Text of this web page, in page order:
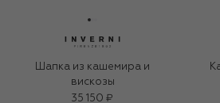
Шапка из кашемира и
вискозы
35 150 ₽